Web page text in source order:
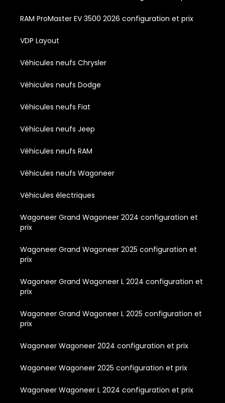
RAM ProMaster EV 3500 2026 configuration et prix
VDP Layout
Véhicules neufs Chrysler
Véhicules neufs Dodge
Véhicules neufs Fiat
Véhicules neufs Jeep
Véhicules neufs RAM
Véhicules neufs Wagoneer
Véhicules électriques
Wagoneer Grand Wagoneer 2024 configuration et
prix
Wagoneer Grand Wagoneer 2025 configuration et
prix
Wagoneer Grand Wagoneer L 2024 configuration et
prix
Wagoneer Grand Wagoneer L 2025 configuration et
prix
Wagoneer Wagoneer 2024 configuration et prix
Wagoneer Wagoneer 2025 configuration et prix
Wagoneer Wagoneer L 2024 configuration et prix